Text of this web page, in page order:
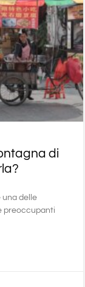
di
una delle
preoccupanti